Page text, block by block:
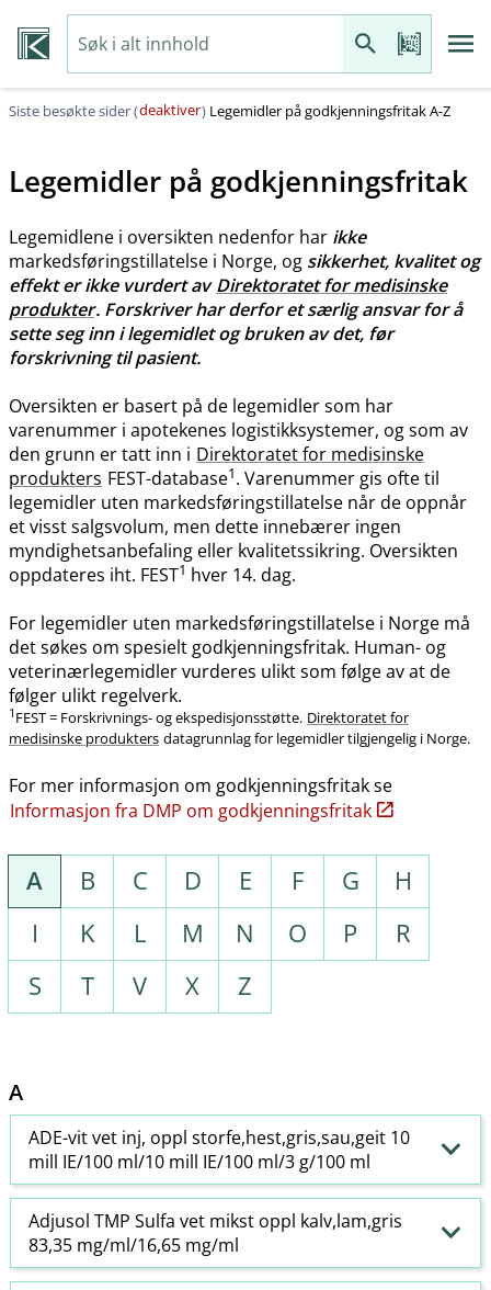
Siste besøkte sider (deaktiver) Legemidler på godkjenningsfritak A-Z
Legemidler på godkjenningsfritak
Legemidlene i oversikten nedenfor har ikke
markedsføringstillatelse i Norge, og sikkerhet, kvalitet og
effekt er ikke vurdert avDirektoratet for medisinske
produkter. Forskriver har derfor et særlig ansvar for å
sette seg inn i legemidlet og bruken av det, før
forskrivning til pasient.
Oversikten er basert på de legemidler som har
varenummer i apotekenes logistikksystemer, og som av
den grunn er tatt inn i Direktoratet for medisinske
produkters FEST-database1. Varenummer gis ofte til
legemidler uten markedsføringstillatelse når de oppnår
et visst salgsvolum, men dette innebærer ingen
myndighetsanbefaling eller kvalitetssikring. Oversikten
oppdateres iht. FEST1 hver 14. dag.
For legemidler uten markedsføringstillatelse i Norge må
det søkes om spesielt godkjenningsfritak. Human- og
veterinærlegemidler vurderes ulikt som følge av at de
følger ulikt regelverk.
1 FEST = Forskrivnings- og ekspedisjonsstøtte. Direktoratet for
medisinske produkters datagrunnlag for legemidler tilgjengelig i Norge.
For mer informasjon om godkjenningsfritak se
Informasjon fra DMP om godkjenningsfritak
A B C D E F G
H
I
K L M N O P
R
S
T V X Z
A
ADE-vit vet inj, oppl storfe,hest,gris,sau,geit 10
mill IE/100 ml/10 mill IE/100 ml/3 g/100 ml
Adjusol TMP Sulfa vet mikst oppl kalv,lam,gris
83,35 mg/ml/16,65 mg/ml